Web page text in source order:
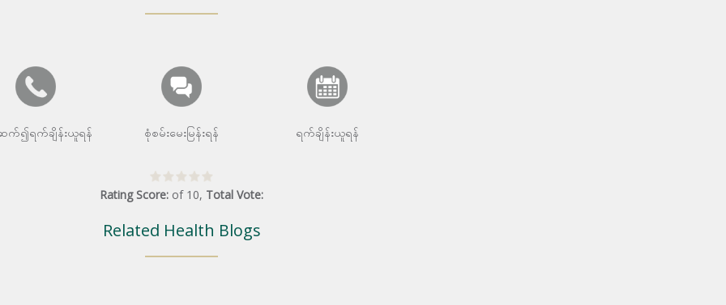
က်၍ရက်ချိန်းယူရန် စုံစမ်းမေးမြန်းရန် ရက်ချိန်းယူရန်
Rating Score: of 10, Total Vote:
Related Health Blogs